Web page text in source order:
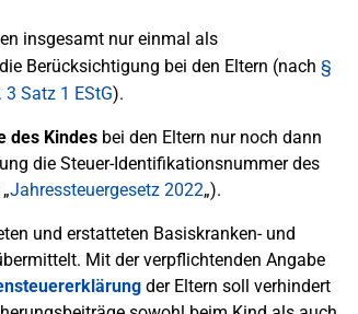
insgesamt nur einmal als
Berücksichtigung bei den Eltern (nach §
Satz 1 EStG).
des Kindes bei den Eltern nur noch dann
die Steuer-Identifikationsnummer des
Jahressteuergesetz 2022„).
und erstatteten Basiskranken- und
Mit der verpflichtenden Angabe
der Eltern soll verhindert